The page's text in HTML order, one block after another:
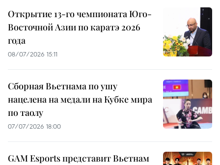
Открытие 13-го чемпионата Юго-
Восточной Азии по каратэ 2026
года
08/07/2026 15:11
Сборная Вьетнама по ушу
нацелена на медали на Кубке мира
по таолу
07/07/2026 18:00
GAM Esports представит Вьетнам